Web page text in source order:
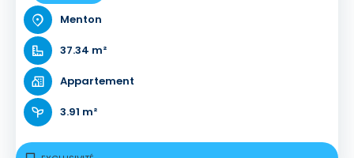
Menton
37.34 m²
Appartement
3.91 m²